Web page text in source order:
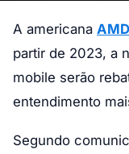
A americana AMD
partir de 2023, a
mobile serão
entendimento
Segundo